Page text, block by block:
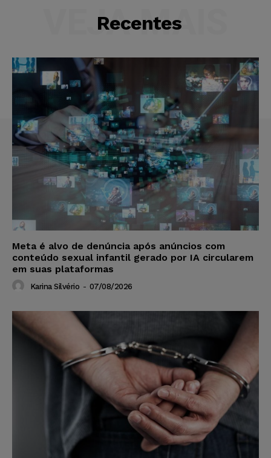
Recentes
VEJA MAIS
Meta é alvo de denúncia após anúncios com
conteúdo sexual infantil gerado por IA circularem
em suas plataformas
Karina Silvério - 07/08/2026